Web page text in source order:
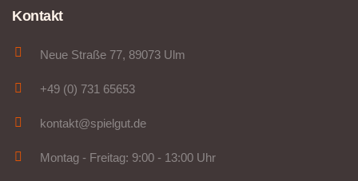
Kontakt
Neue Straße 77, 89073 Ulm
+49 (0) 731 65653
kontakt@spielgut.de
Montag - Freitag: 9:00 - 13:00 Uhr